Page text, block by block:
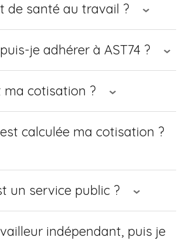
de santé au travail ?
je adhérer à AST74 ?
ma cotisation ?
calculée ma cotisation ?
un service public ?
indépendant, puis je